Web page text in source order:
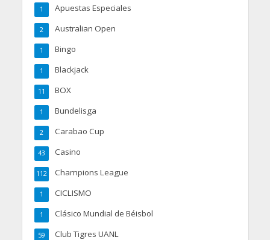
Apuestas Especiales
1
Australian Open
2
Bingo
1
Blackjack
1
BOX
11
Bundelisga
1
Carabao Cup
2
Casino
43
Champions League
112
CICLISMO
1
Clásico Mundial de Béisbol
1
Club Tigres UANL
59